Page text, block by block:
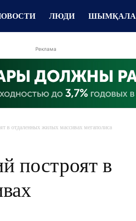
ЛЮДИ ШЫМҚАЛА
Реклама
в отдаленных жилых массивах мегаполиса
построят в